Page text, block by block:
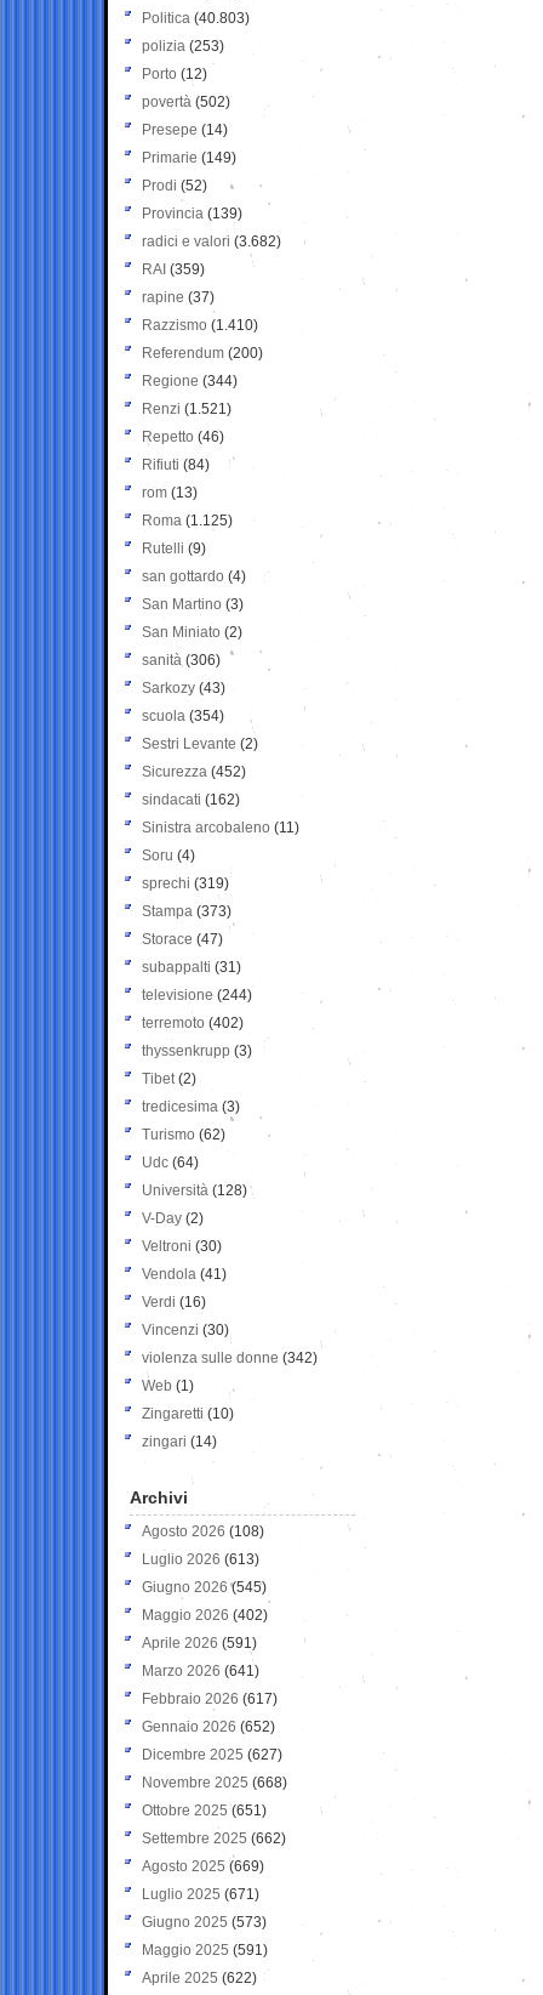
Politica (40.803)
polizia (253)
Porto (12)
povertà (502)
Presepe (14)
Primarie (149)
Prodi (52)
Provincia (139)
radici e valori (3.682)
RAI (359)
rapine (37)
Razzismo (1.410)
Referendum (200)
Regione (344)
Renzi (1.521)
Repetto (46)
Rifiuti (84)
rom (13)
Roma (1.125)
Rutelli (9)
san gottardo (4)
San Martino (3)
San Miniato (2)
sanità (306)
Sarkozy (43)
scuola (354)
Sestri Levante (2)
Sicurezza (452)
sindacati (162)
Sinistra arcobaleno (11)
Soru (4)
sprechi (319)
Stampa (373)
Storace (47)
subappalti (31)
televisione(244)
terremoto (402)
thyssenkrupp (3)
Tibet(2)
tredicesima (3)
Turismo (62)
Udc (64)
Università (128)
V-Day (2)
Veltroni (30)
Vendola (41)
Verdi (16)
Vincenzi (30)
violenza sulle donne (342)
Web (1)
Zingaretti (10)
zingari (14)
Archivi
Agosto 2026 (108)
Luglio 2026 (613)
Giugno 2026 (545)
Maggio 2026 (402)
Aprile 2026 (591)
Marzo 2026 (641)
Febbraio 2026 (617)
Gennaio 2026 (652)
Dicembre 2025 (627)
Novembre 2025 (668)
Ottobre 2025 (651)
Settembre 2025 (662)
Agosto 2025 (669)
Luglio 2025 (671)
Giugno 2025 (573)
Maggio 2025 (591)
Aprile 2025 (622)